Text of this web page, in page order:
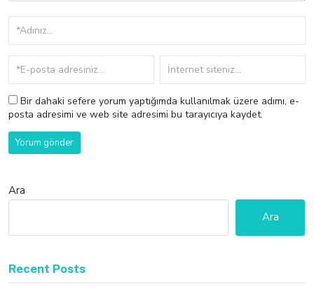
Bir dahaki sefere yorum yaptığımda kullanılmak üzere adımı, e-
posta adresimi ve web site adresimi bu tarayıcıya kaydet.
Ara
Ara
Recent Posts